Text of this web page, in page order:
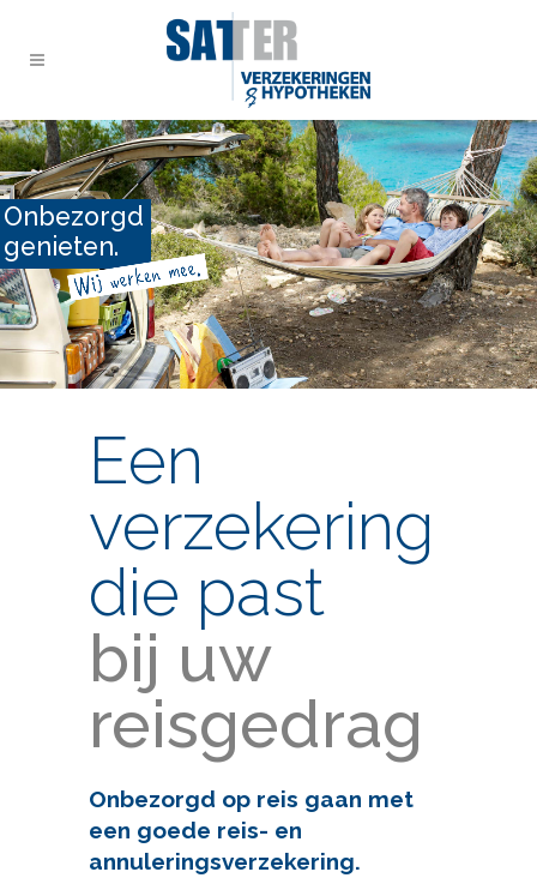
Onbezorgd
genieten.
Een
verzekering
die past
bij uw
reisgedrag
Onbezorgd op reis gaan met
een goede reis- en
annuleringsverzekering.